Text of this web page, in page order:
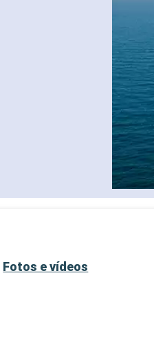
Fotos e vídeos